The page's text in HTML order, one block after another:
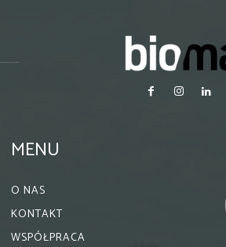
MENU
O NAS
KONTAKT
WSPÓŁPRACA